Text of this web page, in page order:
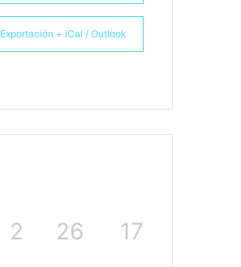
Exportación + iCal / Outlook
2 26 16